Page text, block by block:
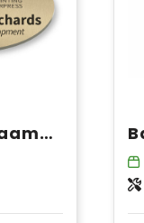
Custommade Naambadge Goud